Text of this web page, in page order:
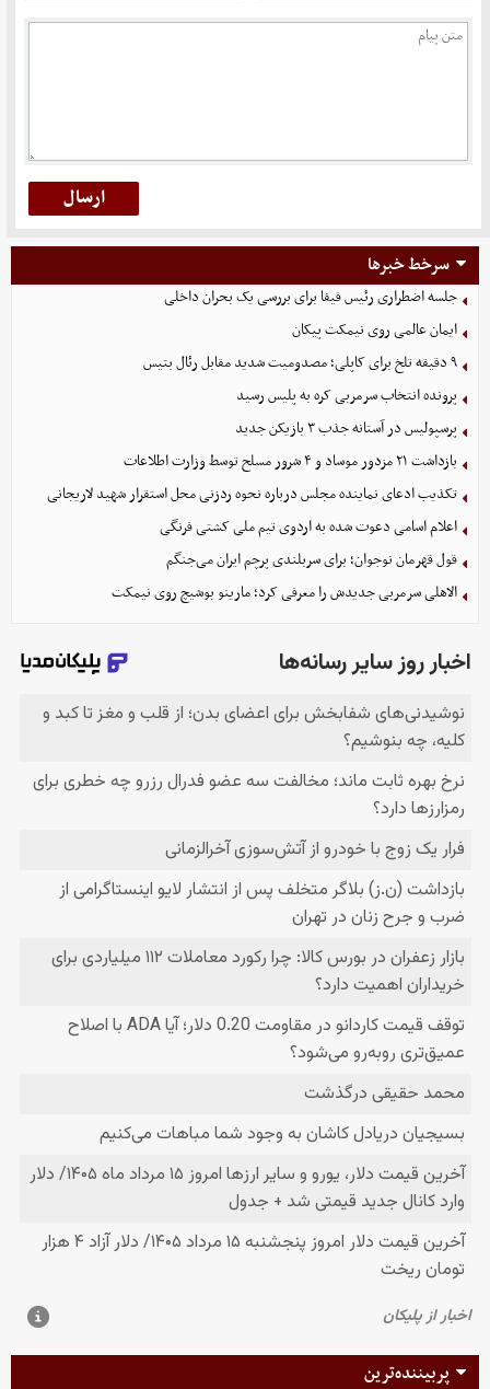
سرخط خبرها
جلسه اضطراری رئیس فیفا برای بررسی یک بحران داخلی
ایمان عالمی روی نیمکت پیکان
۹ دقیقه تلخ برای کاپلی؛ مصدومیت شدید مقابل رئال بتیس
پرونده انتخاب سرمربی کره به پلیس رسید
پرسپولیس در آستانه جذب ۳ بازیکن جدید
بازداشت ۲۱ مزدور موساد و ۴ شرور مسلح توسط وزارت اطلاعات
تکذیب ادعای نماینده مجلس درباره نحوه ردزنی محل استقرار شهید لاریجانی
اعلام اسامی دعوت شده به اردوی تیم ملی کشتی فرنگی
قول قهرمان نوجوان؛ برای سربلندی پرچم ایران می‌جنگم
الاهلی سرمربی جدیدش را معرفی کرد؛ مارینو بوشیچ روی نیمکت
پربیننده‌ترین